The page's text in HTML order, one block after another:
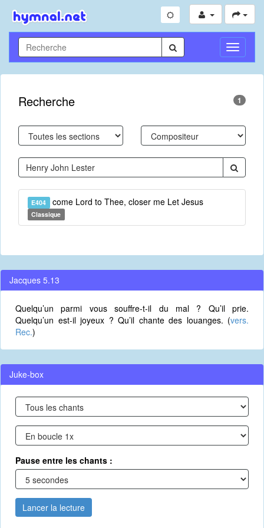
Toggle
Recherche 1
E404 come Lord to Thee, closer me Let Jesus
Classique
Jacques 5.13
Quelqu’un parmi vous souffre-t-il du mal ? Qu’il prie.
Quelqu’un est-il joyeux ? Qu’il chante des louanges. (vers.
Rec.)
Juke-box
Pause entre les chants :
Lancer la lecture